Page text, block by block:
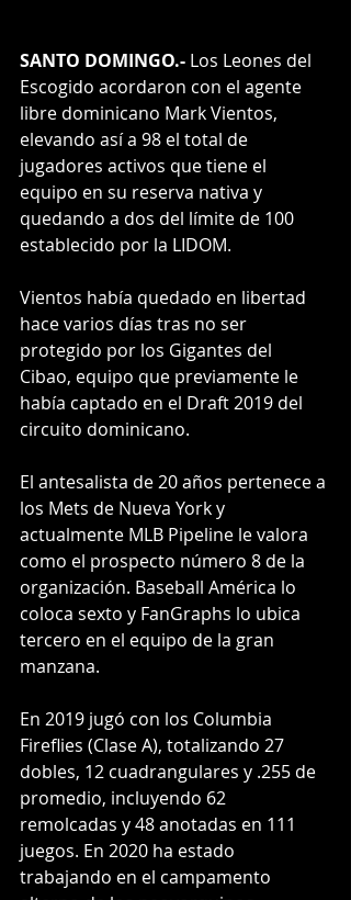
SANTO DOMINGO.- Los Leones del
Escogido acordaron con el agente
libre dominicano Mark Vientos,
elevando así a 98 el total de
jugadores activos que tiene el
equipo en su reserva nativa y
quedando a dos del límite de 100
establecido por la LIDOM.
Vientos había quedado en libertad
hace varios días tras no ser
protegido por los Gigantes del
Cibao, equipo que previamente le
había captado en el Draft 2019 del
circuito dominicano.
El antesalista de 20 años pertenece a
los Mets de Nueva York y
actualmente MLB Pipeline le valora
como el prospecto número 8 de la
organización. Baseball América lo
coloca sexto y FanGraphs lo ubica
tercero en el equipo de la gran
manzana.
En 2019 jugó con los Columbia
Fireflies (Clase A), totalizando 27
dobles, 12 cuadrangulares y .255 de
promedio, incluyendo 62
remolcadas y 48 anotadas en 111
juegos. En 2020 ha estado
trabajando en el campamento